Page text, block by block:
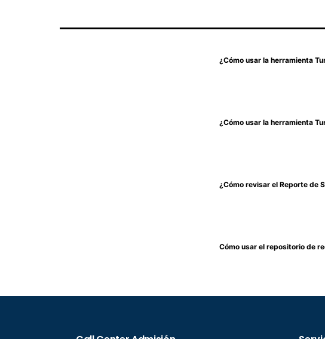
¿Cómo usar la herramienta
¿Cómo usar la herramienta
¿Cómo revisar el Reporte de
Cómo usar el repositorio de